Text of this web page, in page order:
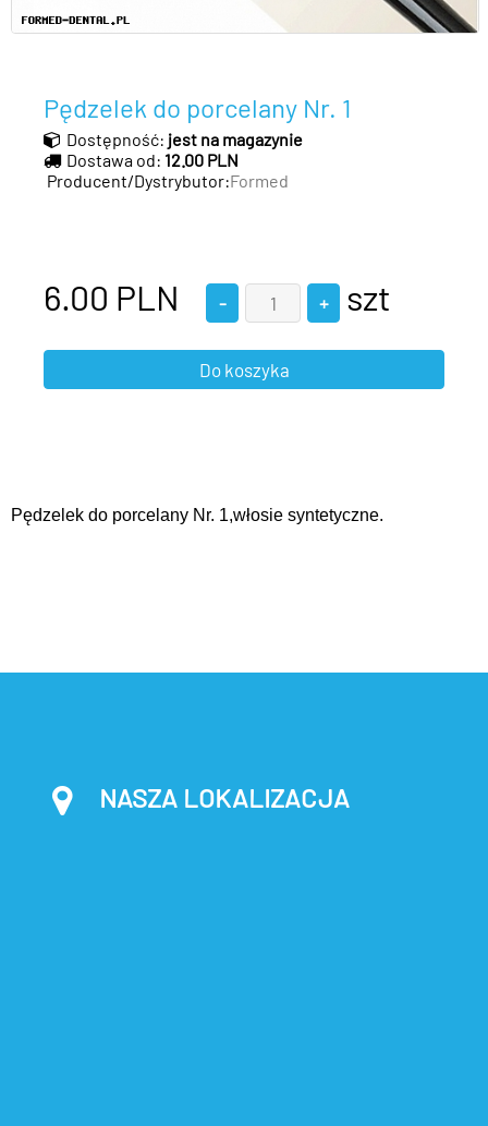
Pędzelek do porcelany Nr. 1
Dostępność: jest na magazynie
Dostawa od: 12.00 PLN
Producent/Dystrybutor:Formed
6.00 PLN szt
Pędzelek do porcelany Nr. 1,włosie syntetyczne.
NASZA LOKALIZACJA